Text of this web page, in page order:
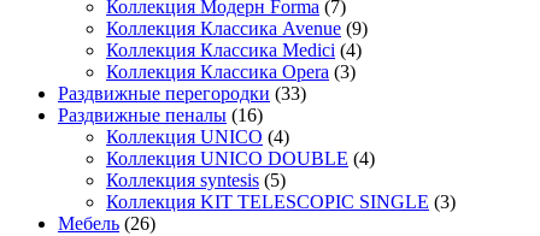
Коллекция Модерн Forma (7)
Коллекция Классика Avenue (9)
Коллекция Классика Medici (4)
Коллекция Классика Opera (3)
Раздвижные перегородки (33)
Раздвижные пеналы (16)
Коллекция UNICO (4)
Коллекция UNICO DOUBLE (4)
Коллекция syntesis (5)
Коллекция KIT TELESCOPIC SINGLE (3)
Мебель (26)